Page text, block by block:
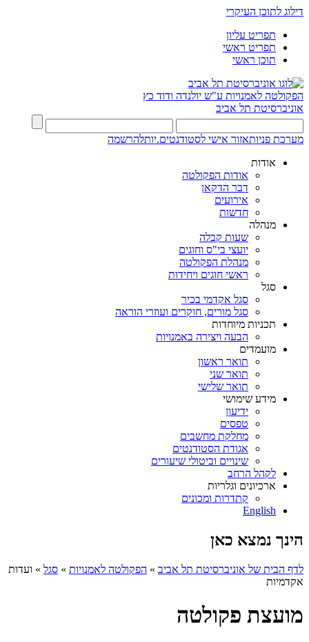
דילוג לתוכן העיקרי
תפריט עליון
תפריט ראשי
תוכן ראשי
הפקולטה לאמנויות ע"ש יולנדה ודוד כץ
אוניברסיטת תל אביב
מערכת פניותאזור אישי לסטודנטים.יותלהרשמה
אודות
אודות הפקולטה
דבר הדקאן
אירועים
חדשות
מנהלה
שעות קבלה
יועצי בי"ס וחוגים
מנהלת הפקולטה
ראשי חוגים ויחידות
סגל
סגל אקדמי בכיר
סגל מורים, חוקרים ועוזרי הוראה
תכניות מיוחדות
הבעה ויצירה באמנויות
מועמדים
תואר ראשון
תואר שני
תואר שלישי
מידע שימושי
ידיעון
טפסים
מחלקת מחשבים
אגודת הסטודנטים
שינויים וביטולי שיעורים
לקהל הרחב
ארכיונים וגלריות
קתדרות ומכונים
English
הינך נמצא כאן
לדף הבית של אוניברסיטת תל אביב » הפקולטה לאמנויות » סגל » ועדות
אקדמיות
מועצת פקולטה